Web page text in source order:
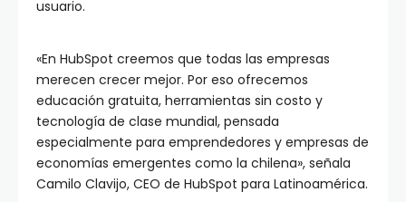
usuario.
«En HubSpot creemos que todas las empresas
merecen crecer mejor. Por eso ofrecemos
educación gratuita, herramientas sin costo y
tecnología de clase mundial, pensada
especialmente para emprendedores y empresas de
economías emergentes como la chilena», señala
Camilo Clavijo, CEO de HubSpot para Latinoamérica.